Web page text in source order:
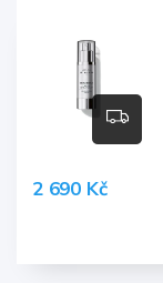
2 690 Kč